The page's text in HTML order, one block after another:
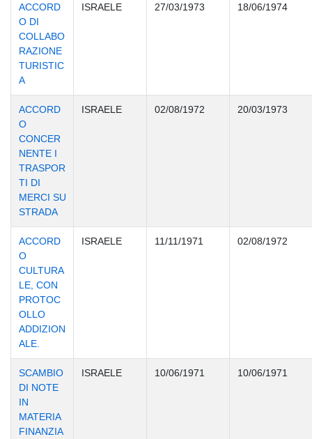
ACCORD
O DI
COLLABO
RAZIONE
TURISTIC
A
ISRAELE 27/03/1973 18/06/1974
ACCORD
O
CONCER
NENTE I
TRASPOR
TI DI
MERCI SU
STRADA
ISRAELE 02/08/1972 20/03/1973
ACCORD
O
CULTURA
LE, CON
PROTOC
OLLO
ADDIZION
ALE.
ISRAELE 11/11/1971 02/08/1972
SCAMBIO
DI NOTE
IN
MATERIA
FINANZIA
ISRAELE 10/06/1971 10/06/1971